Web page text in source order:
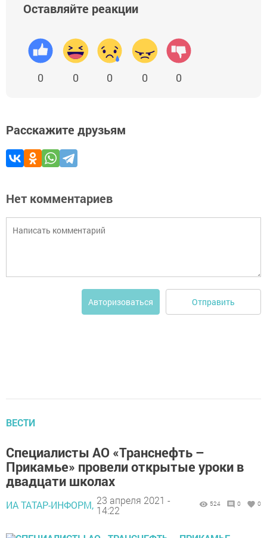
Оставляйте реакции
0 0 0 0 0
Расскажите друзьям
Нет комментариев
Авторизоваться Отправить
ВЕСТИ
Специалисты АО «Транснефть –
Прикамье» провели открытые уроки в
двадцати школах
ИА ТАТАР-ИНФОРМ, 23 апреля 2021 -
14:22
524 0 0